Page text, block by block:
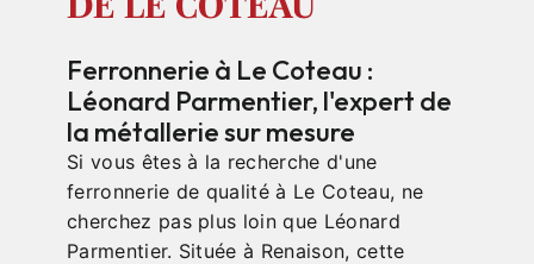
Ferronnerie à Le Coteau :
Léonard Parmentier, l'expert de
la métallerie sur mesure
Si vous êtes à la recherche d'une
ferronnerie de qualité à Le Coteau, ne
cherchez pas plus loin que Léonard
Parmentier. Située à Renaison, cette